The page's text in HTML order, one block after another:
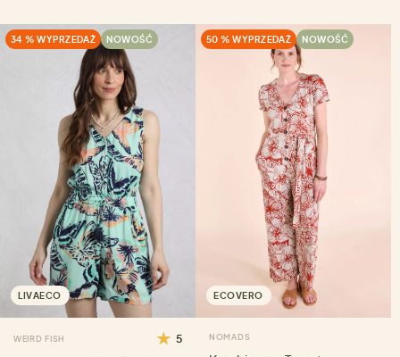
34 % WYPRZEDAŻ NOWOŚĆ
LIVAECO
WEIRD FISH 5
50 % WYPRZEDAŻ NOWOŚĆ
ECOVERO
NOMADS